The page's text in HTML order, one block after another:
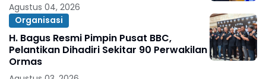
Agustus 04, 2026
Organisasi
H. Bagus Resmi Pimpin Pusat BBC,
Pelantikan Dihadiri Sekitar 90 Perwakilan
Ormas